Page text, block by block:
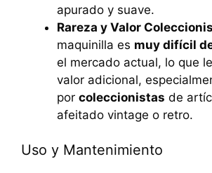
apurado y suave.
Rareza y Valor
maquinilla es muy difícil
el mercado actual, lo que
valor adicional,
por coleccionistas de
afeitado vintage o retro.
Uso y Mantenimiento